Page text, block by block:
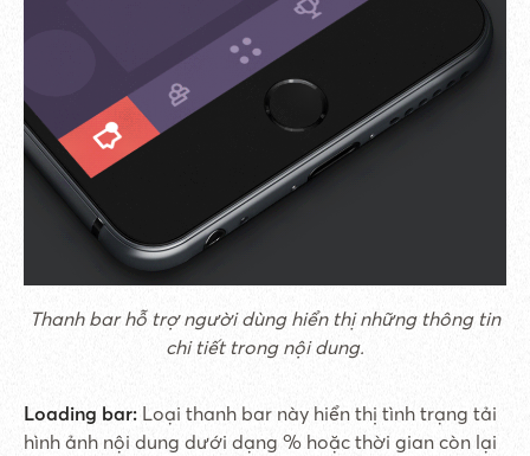
Thanh bar hỗ trợ người dùng hiển thị những thông tin
chi tiết trong nội dung.
Loading bar: Loại thanh bar này hiển thị tình trạng tải
hình ảnh nội dung dưới dạng % hoặc thời gian còn lại